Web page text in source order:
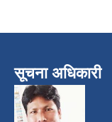
सूचना अधिकारी